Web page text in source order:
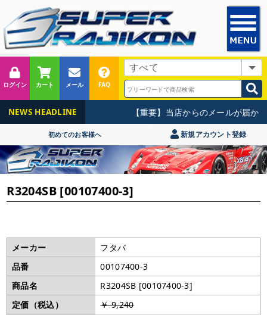
ログイン カート メール FAQ
NEWS HEADLINE 【重要】当店からのメールが届か
初めてのお客様へ 新規アカウント登録
R3204SB [00107400-3]
メーカー
フタバ
品番
00107400-3
商品名
R3204SB [00107400-3]
定価（税込）
￥ 9,240